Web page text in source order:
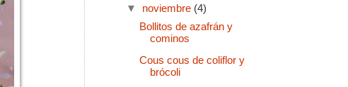
▼ noviembre (4)
Bollitos de azafrán y
cominos
Cous cous de coliflor y
brócoli